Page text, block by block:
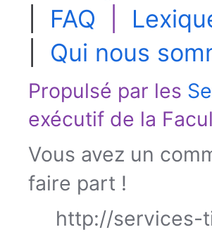
FAQ
Qui nous
Propulsé par les
exécutif de la
Vous avez un
faire part !
http://services-